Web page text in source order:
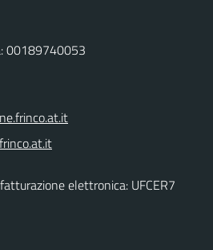
00189740053
elettronica: UFCER7